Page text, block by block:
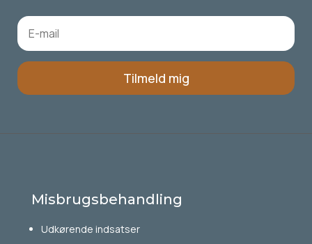
Tilmeld mig
Misbrugsbehandling
Udkørende indsatser